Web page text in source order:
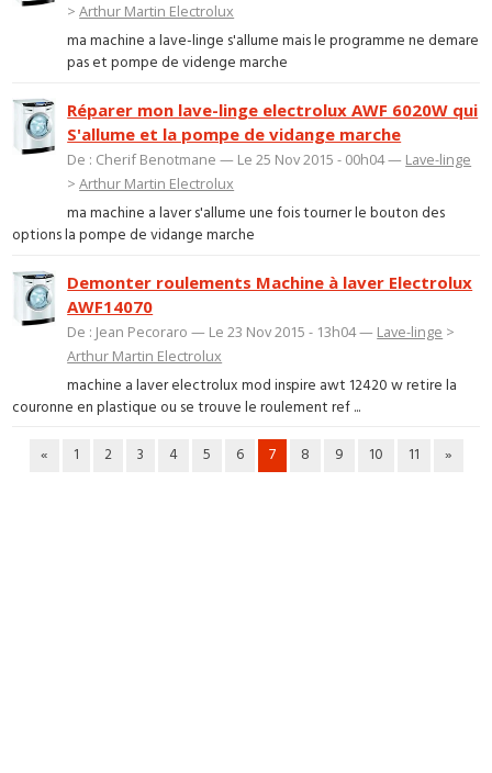
>Arthur Martin Electrolux
ma machine a lave-linge s'allume mais le programme ne demare
pas et pompe de videnge marche
Réparer mon lave-linge electrolux AWF 6020W qui
S'allume et la pompe de vidange marche
De : Cherif Benotmane — Le 25 Nov 2015 - 00h04 — Lave-linge
>Arthur Martin Electrolux
ma machine a laver s'allume une fois tourner le bouton des
options la pompe de vidange marche
Demonter roulements Machine à laver Electrolux
AWF14070
De : Jean Pecoraro — Le 23 Nov 2015 - 13h04 — Lave-linge >
Arthur Martin Electrolux
machine a laver electrolux mod inspire awt 12420 w retire la
couronne en plastique ou se trouve le roulement ref ...
« 1 2 3 4 5 6 7 8 9 10 11 »